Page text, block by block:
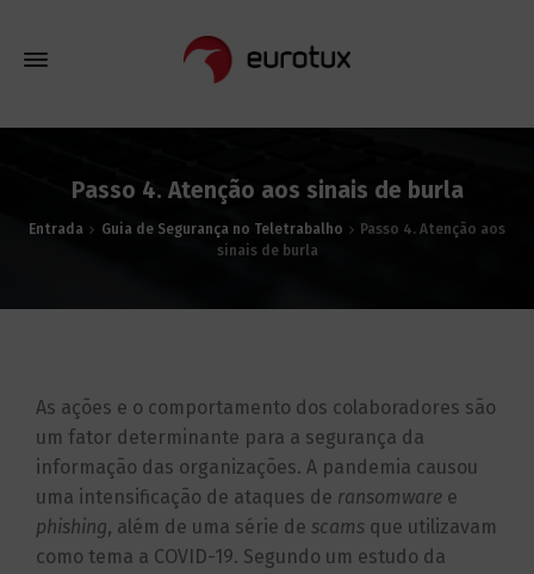
Passo 4. Atenção aos sinais de burla
Entrada Guia de Segurança no Teletrabalho
Passo 4. Atenção aos
sinais de burla
As ações e o comportamento dos colaboradores são
um fator determinante para a segurança da
informação das organizações. A pandemia causou
uma intensificação de ataques de ransomware e
phishing, além de uma série de scams que utilizavam
como tema a COVID-19. Segundo um estudo da